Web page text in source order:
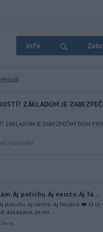
Info
ZÁKLADOM JE
ZÁKLADOM JE ZABEZPEČNÝ DOM
republiky
Aj potichu. Aj neisto. Aj fa...
potichu. Aj neisto. Aj falošne ❤️ Ja to
dokázané, že im...